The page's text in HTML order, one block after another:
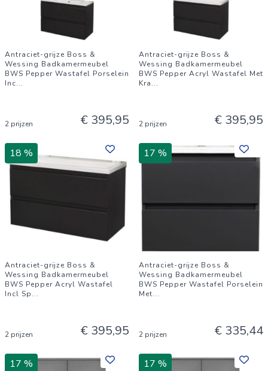
Antraciet-grijze Boss &
Wessing Badkamermeubel
BWS Pepper Wastafel Porselein
Inc...
2 prijzen € 395,95
Antraciet-grijze Boss &
Wessing Badkamermeubel
BWS Pepper Acryl Wastafel Met
Kra...
2 prijzen € 395,95
18 %
Antraciet-grijze Boss &
Wessing Badkamermeubel
BWS Pepper Acryl Wastafel
Incl Sp...
2 prijzen € 395,95
17 %
Antraciet-grijze Boss &
Wessing Badkamermeubel
BWS Pepper Wastafel Porselein
Met...
2 prijzen € 335,44
17 % 17 %